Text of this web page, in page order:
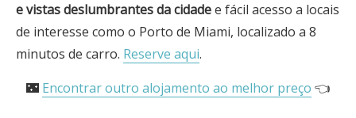
e vistas deslumbrantes da cidadee fácil acesso a locais
de interesse como o Porto de Miami, localizado a 8
minutos de carro. Reserve aqui.
🌃 Encontrar outro alojamento ao melhor preço 👈